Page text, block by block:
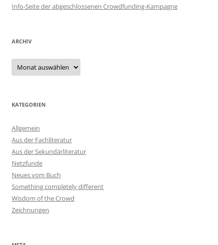
Info-Seite der abgeschlossenen Crowdfunding-Kampagne
ARCHIV
Archiv
KATEGORIEN
Allgemein
Aus der Fachliteratur
Aus der Sekundärliteratur
Netzfunde
Neues vom Buch
Something completely different
Wisdom of the Crowd
Zeichnungen